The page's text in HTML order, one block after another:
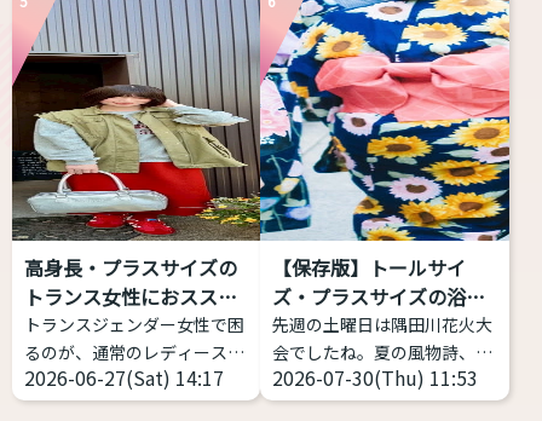
ないよ）オートガイネフィリ
アを紹介します。 AG（オー
トガイネフィリア）とは？ オ
ートガイネフィリアとは「自
己女性化愛好症」「自己女性
化偏愛性倒錯症」のことを指
します。英語で
「Autogynephilia」なので
略してAGというわけです。
1989年にカナダの性科学者
レイ・ブランシャールによっ
て定義された比較的新しい言
葉です。 日本では、自分が女
性化することで性的快楽・興
神器
これ、実は相当難
しい。中性、ナチュラルな女
性に寄せようとしてミスって
るケースをよく見ます。 解説
します。 サイズ感をキッチリ
したもの、ピッタリしたもの
を選ぶと難しい 女性がメンズ
ライクや中性的な恰好をする
場合、大事なのは「ゆとり」
です。だぼだぼっとしている
から可愛いのですね。 スキニ
ーのように体型がでるファッ
ションは、男性骨格やサイズ
感がかえって目立つ場合があ
高身長・プラスサイズの
トランス女性におススメ
す...
トランスジェンダー女性で困
るのが、通常のレディースブ
ランドだと丈が短い、大きな
サイズがなくて困っているこ
2026-06-27(Sat) 14:17
【保存版】トールサイ
ズ・プラスサイズの浴衣
があ...
先週の土曜日は隅田川花火大
会でしたね。夏の風物詩、花
火大会が始まり各地で浴衣の
販売が始まっています。 浴衣
2026-07-30(Thu) 11:53